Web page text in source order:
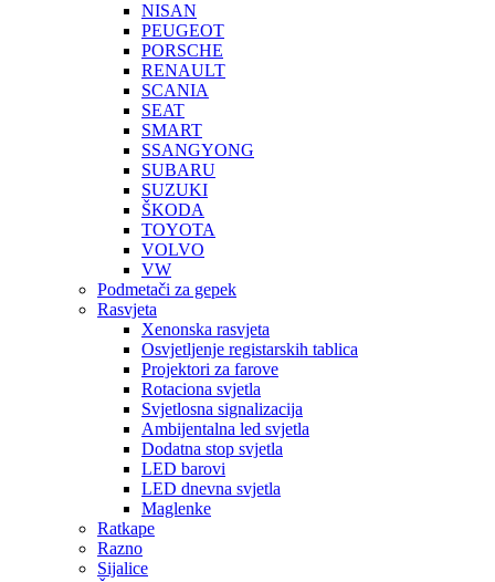
NISAN
PEUGEOT
PORSCHE
RENAULT
SCANIA
SEAT
SMART
SSANGYONG
SUBARU
SUZUKI
ŠKODA
TOYOTA
VOLVO
VW
Podmetači za gepek
Rasvjeta
Xenonska rasvjeta
Osvjetljenje registarskih tablica
Projektori za farove
Rotaciona svjetla
Svjetlosna signalizacija
Ambijentalna led svjetla
Dodatna stop svjetla
LED barovi
LED dnevna svjetla
Maglenke
Ratkape
Razno
Sijalice